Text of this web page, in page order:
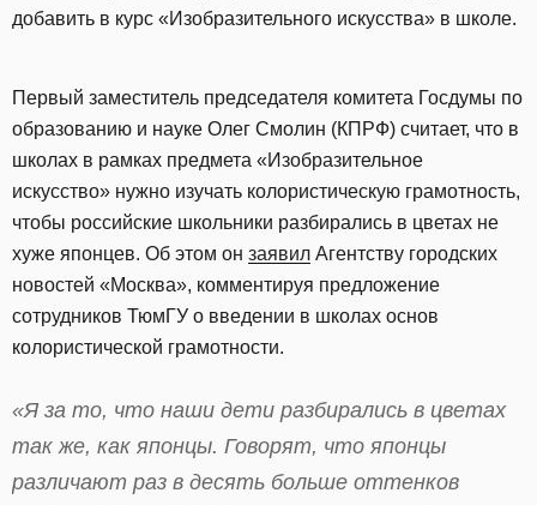
добавить в курс «Изобразительного искусства» в школе.
Первый заместитель председателя комитета Госдумы по
образованию и науке Олег Смолин (КПРФ) считает, что в
школах в рамках предмета «Изобразительное
искусство» нужно изучать колористическую грамотность,
чтобы российские школьники разбирались в цветах не
хуже японцев. Об этом он заявил Агентству городских
новостей «Москва», комментируя предложение
сотрудников ТюмГУ о введении в школах основ
колористической грамотности.
«Я за то, что наши дети разбирались в цветах
так же, как японцы. Говорят, что японцы
различают раз в десять больше оттенков